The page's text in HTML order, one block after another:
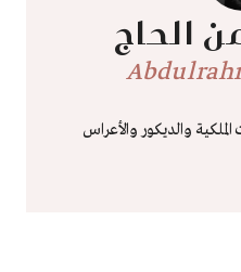
الحاج
والديكور والأعراس